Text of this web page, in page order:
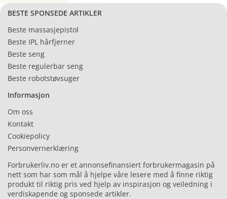
BESTE SPONSEDE ARTIKLER
Beste massasjepistol
Beste IPL hårfjerner
Beste seng
Beste regulerbar seng
Beste robotstøvsuger
Informasjon
Om oss
Kontakt
Cookiepolicy
Personvernerklæring
Forbrukerliv.no er et annonsefinansiert forbrukermagasin på
nett som har som mål å hjelpe våre lesere med å finne riktig
produkt til riktig pris ved hjelp av inspirasjon og veiledning i
verdiskapende og sponsede artikler.